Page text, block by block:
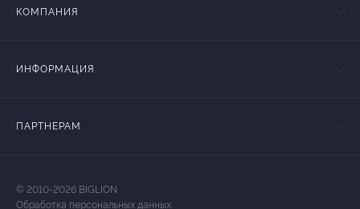
КОМПАНИЯ
ИНФОРМАЦИЯ
ПАРТНЕРАМ
© 2010-2026 BIGLION
Обработка персональных данных